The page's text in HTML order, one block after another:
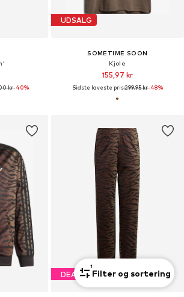
kr-40%
UDSALG
SOMETIME SOON
Kjole
155,97 kr
Sidste laveste pris:299,95 kr-48%
DEAL
1
Filter og sortering